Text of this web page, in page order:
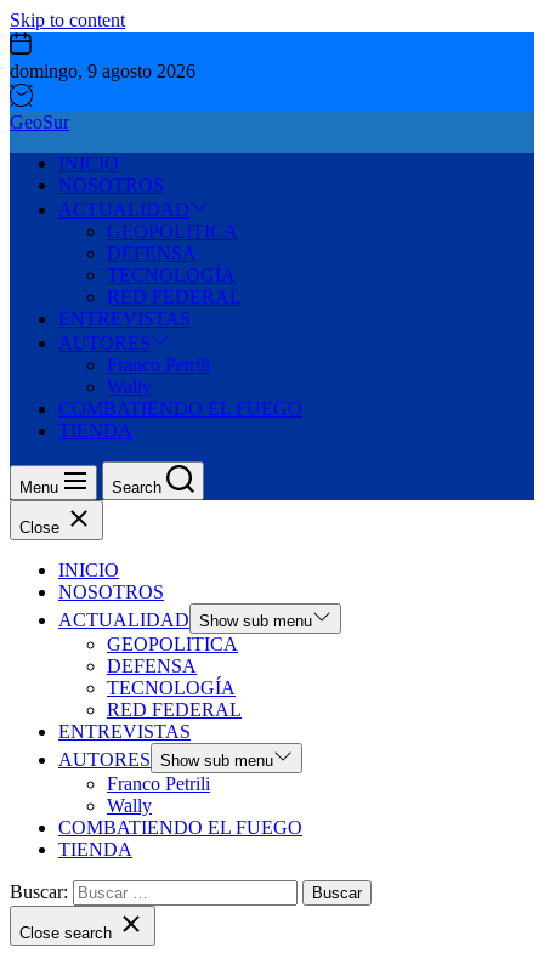
Skip to content
domingo, 9 agosto 2026
GeoSur
INICIO
NOSOTROS
ACTUALIDAD
GEOPOLITICA
DEFENSA
TECNOLOGÍA
RED FEDERAL
ENTREVISTAS
AUTORES
Franco Petrili
Wally
COMBATIENDO EL FUEGO
TIENDA
Menu Search
Close
INICIO
NOSOTROS
ACTUALIDAD Show sub menu
GEOPOLITICA
DEFENSA
TECNOLOGÍA
RED FEDERAL
ENTREVISTAS
AUTORES Show sub menu
Franco Petrili
Wally
COMBATIENDO EL FUEGO
TIENDA
Buscar:
Close search